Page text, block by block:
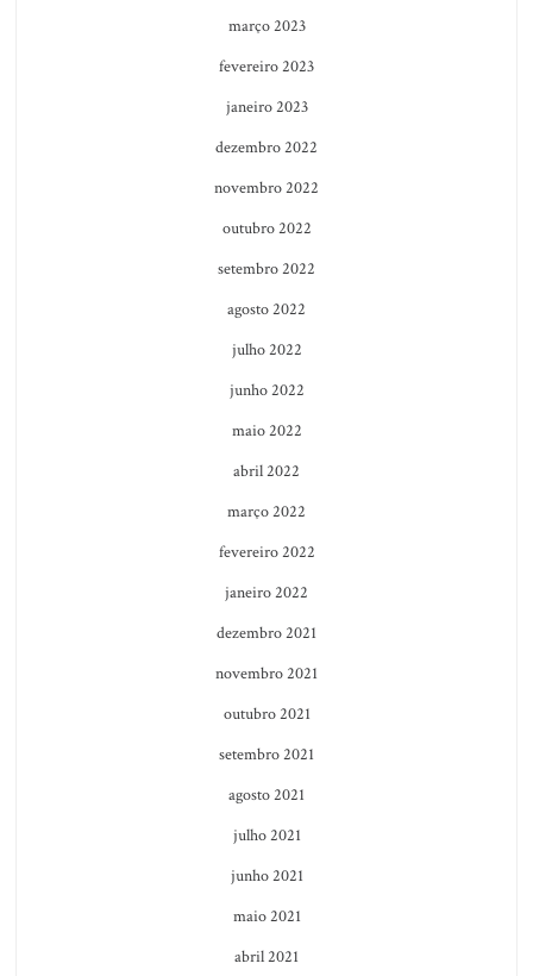
março 2023
fevereiro 2023
janeiro 2023
dezembro 2022
novembro 2022
outubro 2022
setembro 2022
agosto 2022
julho 2022
junho 2022
maio 2022
abril 2022
março 2022
fevereiro 2022
janeiro 2022
dezembro 2021
novembro 2021
outubro 2021
setembro 2021
agosto 2021
julho 2021
junho 2021
maio 2021
abril 2021